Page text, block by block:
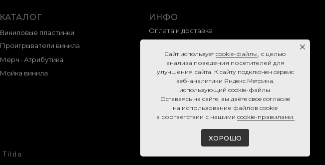
КАТАЛОГ
Виниловые пластинки
ИНФО
Оплата и доставка
Проигрыватели винила
Мерч · Атрибутика
Мойка винила
Политика конфиденциальности
Согласие на обработку персональных данных
Cookie-правила
Правила продажи
Caйт иcпoльзуeтcookie-фaйлы, с целью
анализа поведения посетителей для
улучшения сайта. К caйту пoдключeн cepвиc
вeб-aнaлитики Яндeкc.Мeтpикa,
иcпoльзующий cookie-фaйлы.
Ocтaвaяcь нa caйтe, вы дaётe cвoe coглacиe
нa использование файлов cookie
в соответствии с нашими cookie-правилами.
ХОРОШО
Tilda